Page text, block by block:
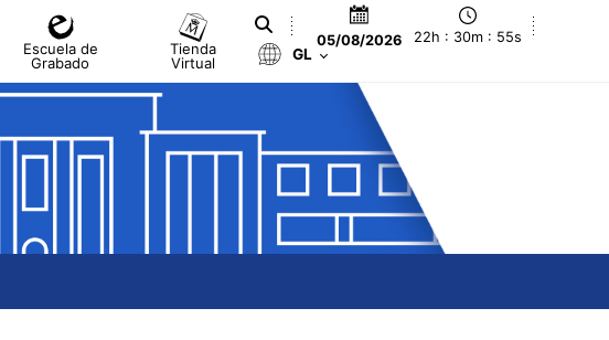
Escuela de
Grabado
Tienda
Virtual
05/08/2026 22h : 30m : 55s
GL